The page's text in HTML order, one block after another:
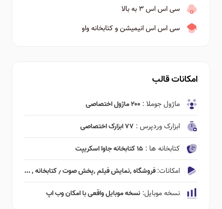
سی اس اس ۳ به بالا
سی اس اس انیمیشن و کتابخانه واو
امکانات قالب
ماژول جوملا : ۲۰۰ ماژول اختصاصی
ابزارک وردپرس : ۷۷ ابزارک اختصاصی
کتابخانه ها : ۱۵ کتابخانه جاوا اسکریپت
امکانات:فروشگاه ٬‌نمایش فیلم ٬‌پخش صوت ٫ کتابخانه ٬ ...
نسخه موبایل: نسخه موبایل واقعی با امکان وب اپ